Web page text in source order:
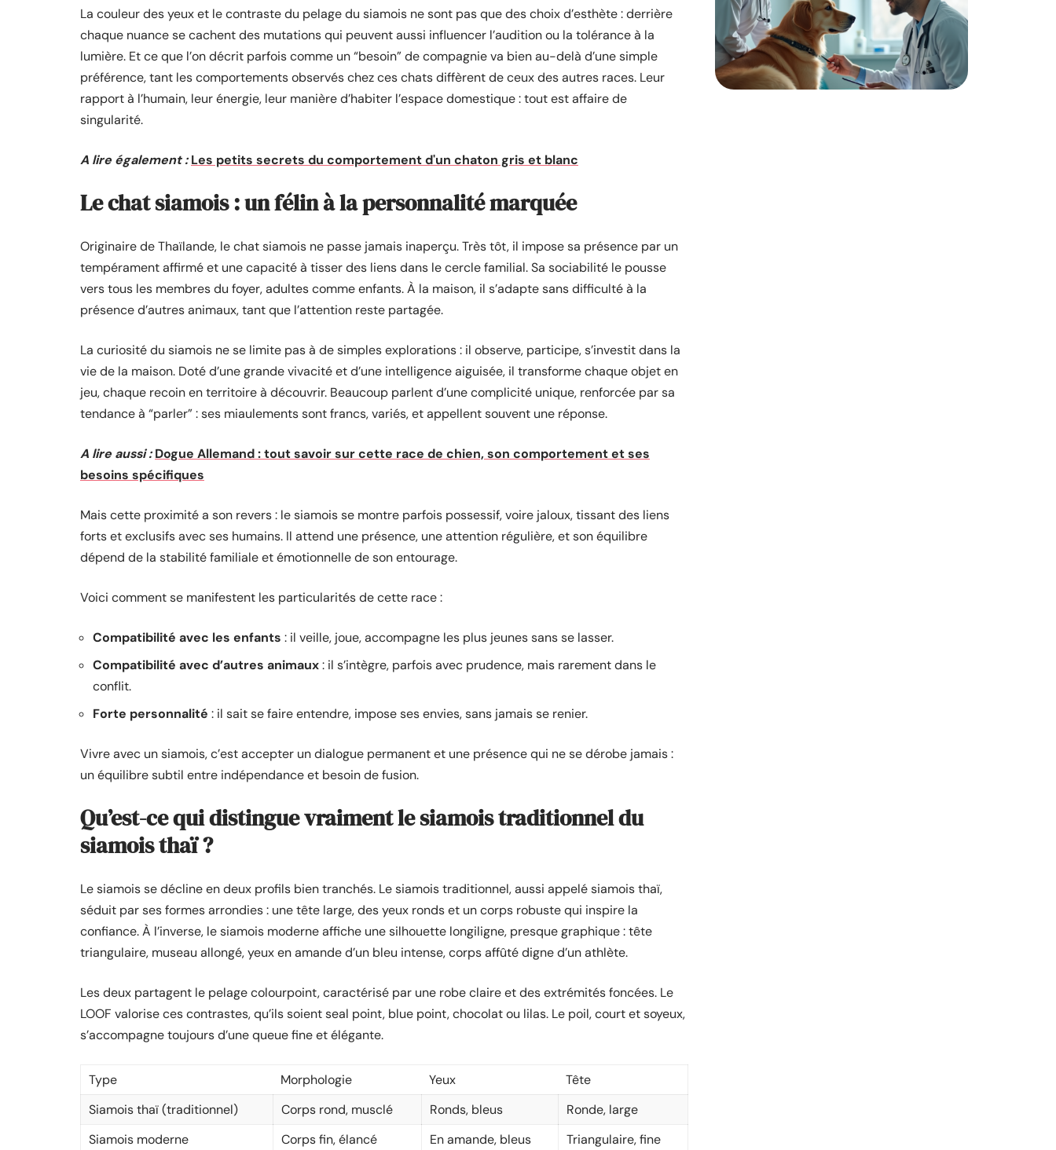
La couleur des yeux et le contraste du pelage du siamois ne sont pas que des choix d’esthète : derrière
chaque nuance se cachent des mutations qui peuvent aussi influencer l’audition ou la tolérance à la
lumière. Et ce que l’on décrit parfois comme un “besoin” de compagnie va bien au-delà d’une simple
préférence, tant les comportements observés chez ces chats diffèrent de ceux des autres races. Leur
rapport à l’humain, leur énergie, leur manière d’habiter l’espace domestique : tout est affaire de
singularité.
A lire également : Les petits secrets du comportement d'un chaton gris et blanc
Le chat siamois : un félin à la personnalité marquée
Originaire de Thaïlande, le chat siamois ne passe jamais inaperçu. Très tôt, il impose sa présence par un
tempérament affirmé et une capacité à tisser des liens dans le cercle familial. Sa sociabilité le pousse
vers tous les membres du foyer, adultes comme enfants. À la maison, il s’adapte sans difficulté à la
présence d’autres animaux, tant que l’attention reste partagée.
La curiosité du siamois ne se limite pas à de simples explorations : il observe, participe, s’investit dans la
vie de la maison. Doté d’une grande vivacité et d’une intelligence aiguisée, il transforme chaque objet en
jeu, chaque recoin en territoire à découvrir. Beaucoup parlent d’une complicité unique, renforcée par sa
tendance à “parler” : ses miaulements sont francs, variés, et appellent souvent une réponse.
A lire aussi : Dogue Allemand : tout savoir sur cette race de chien, son comportement et ses
besoins spécifiques
Mais cette proximité a son revers : le siamois se montre parfois possessif, voire jaloux, tissant des liens
forts et exclusifs avec ses humains. Il attend une présence, une attention régulière, et son équilibre
dépend de la stabilité familiale et émotionnelle de son entourage.
Voici comment se manifestent les particularités de cette race :
Compatibilité avec les enfants : il veille, joue, accompagne les plus jeunes sans se lasser.
Compatibilité avec d’autres animaux: il s’intègre, parfois avec prudence, mais rarement dans le
conflit.
Forte personnalité : il sait se faire entendre, impose ses envies, sans jamais se renier.
Vivre avec un siamois, c’est accepter un dialogue permanent et une présence qui ne se dérobe jamais :
un équilibre subtil entre indépendance et besoin de fusion.
Qu’est-ce qui distingue vraiment le siamois traditionnel du
siamois thaï ?
Le siamois se décline en deux profils bien tranchés. Le siamois traditionnel, aussi appelé siamois thaï,
séduit par ses formes arrondies : une tête large, des yeux ronds et un corps robuste qui inspire la
confiance. À l’inverse, le siamois moderne affiche une silhouette longiligne, presque graphique : tête
triangulaire, museau allongé, yeux en amande d’un bleu intense, corps affûté digne d’un athlète.
Les deux partagent le pelage colourpoint, caractérisé par une robe claire et des extrémités foncées. Le
LOOF valorise ces contrastes, qu’ils soient seal point, blue point, chocolat ou lilas. Le poil, court et soyeux,
s’accompagne toujours d’une queue fine et élégante.
Type Morphologie Yeux
Tête
Siamois thaï (traditionnel)
Corps rond, musclé Ronds, bleus
Ronde, large
Siamois moderne
Corps fin, élancé En amande, bleus Triangulaire, fine